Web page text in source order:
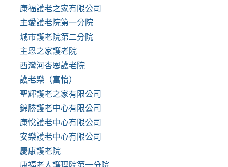
康福護老之家有限公司
主愛護老院第一分院
城市護老院第二分院
主恩之家護老院
西灣河杏恩護老院
護老樂（富怡）
聖輝護老之家有限公司
錦勝護老中心有限公司
康悅護老中心有限公司
安樂護老中心有限公司
慶康護老院